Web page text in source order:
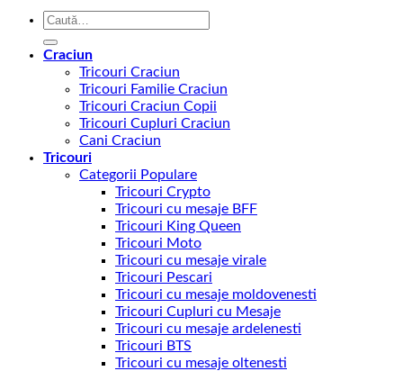
Caută
Craciun
Tricouri Craciun
Tricouri Familie Craciun
Tricouri Craciun Copii
Tricouri Cupluri Craciun
Cani Craciun
Tricouri
Categorii Populare
Tricouri Crypto
Tricouri cu mesaje BFF
Tricouri King Queen
Tricouri Moto
Tricouri cu mesaje virale
Tricouri Pescari
Tricouri cu mesaje moldovenesti
Tricouri Cupluri cu Mesaje
Tricouri cu mesaje ardelenesti
Tricouri BTS
Tricouri cu mesaje oltenesti